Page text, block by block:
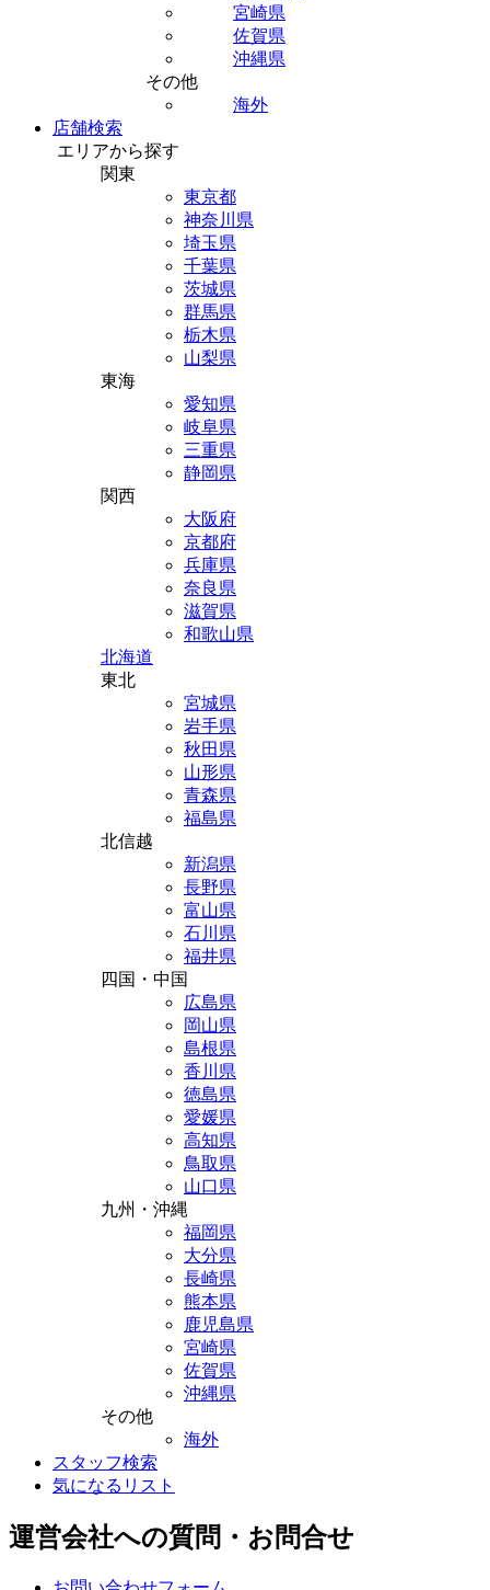
宮崎県
佐賀県
沖縄県
その他
海外
店舗検索
エリアから探す
関東
東京都
神奈川県
埼玉県
千葉県
茨城県
群馬県
栃木県
山梨県
東海
愛知県
岐阜県
三重県
静岡県
関西
大阪府
京都府
兵庫県
奈良県
滋賀県
和歌山県
北海道
東北
宮城県
岩手県
秋田県
山形県
青森県
福島県
北信越
新潟県
長野県
富山県
石川県
福井県
四国・中国
広島県
岡山県
島根県
香川県
徳島県
愛媛県
高知県
鳥取県
山口県
九州・沖縄
福岡県
大分県
長崎県
熊本県
鹿児島県
宮崎県
佐賀県
沖縄県
その他
海外
スタッフ検索
気になるリスト
運営会社への質問・お問合せ